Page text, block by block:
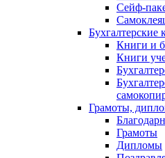
Сейф-
Бухгалтерские
Книги и
Книги
Грамоты,
Грамоты
Дипломы